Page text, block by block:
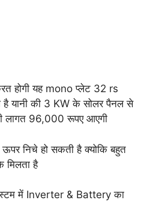
होगी यह mono प्लेट 32 rs
यानी की 3 KW के सोलर पैनल से
लागत 96,000 रूपए आएगी
निचे हो सकती है क्योकि बहुत
है
में Inverter & Battery का